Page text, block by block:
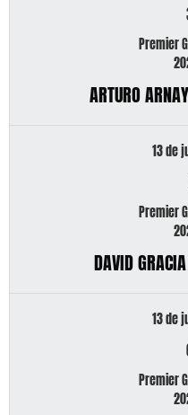
Premier
ARTURO
13 de
Premier
DAVID
13 de
Premier